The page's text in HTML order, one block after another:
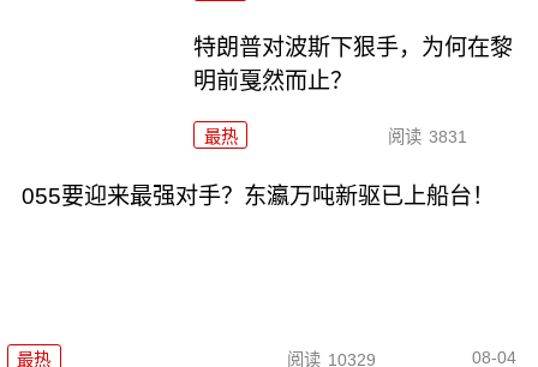
特朗普对波斯下狠手，为何在黎
明前戛然而止？
最热 阅读 3831
055要迎来最强对手？东瀛万吨新驱已上船台！
最热 阅读 10329 08-04